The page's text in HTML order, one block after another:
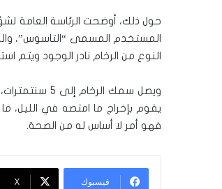
حول ذلك، أوضحت الرئاسة العامة
المستخدم المسمى “التاسوس”،
النوع من الرخام نادر الوجود ويتم
ويصل سمك
يقوم بإخراج ما امتصه في الليل،
فهو أمر لا أساس له من الصحة.
فيسبوك ‫X